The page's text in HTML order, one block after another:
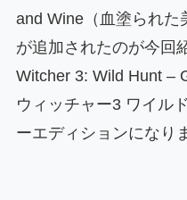
and Wine（血塗られた
が追加されたのが今回
Witcher 3: Wild Hunt –
ウィッチャー3 ワイル
ーエディションになり